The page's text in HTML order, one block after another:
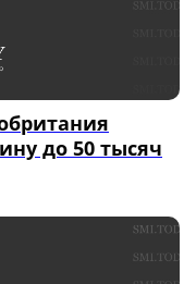
до 50 тысяч